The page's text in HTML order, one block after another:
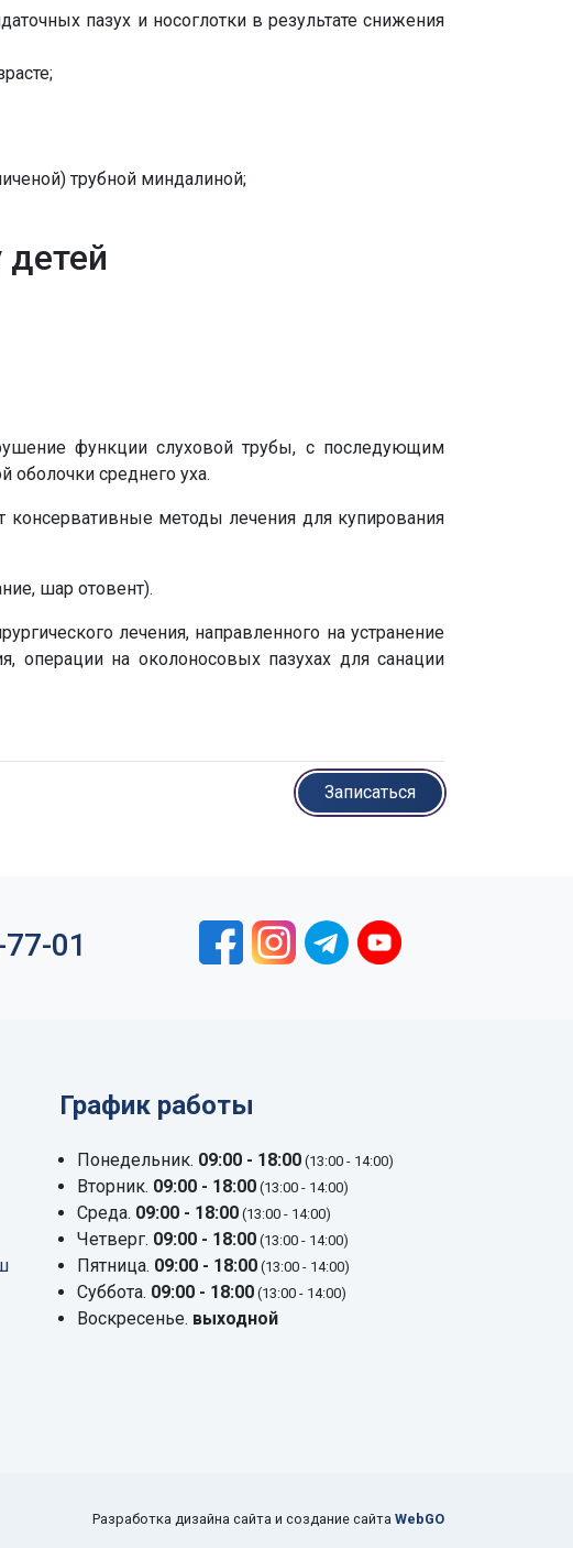
пазух и носоглотки в результате снижения
трубной миндалиной;
детей
функции слуховой трубы, с последующим
оболочки среднего уха.
консервативные методы лечения для купирования
шар отовент).
лечения, направленного на устранение
операции на околоносовых пазухах для санации
Записаться
01
График работы
Понедельник. 09:00 - 18:00 (13:00 - 14:00)
Вторник. 09:00 - 18:00 (13:00 - 14:00)
Среда. 09:00 - 18:00 (13:00 - 14:00)
Четверг. 09:00 - 18:00 (13:00 - 14:00)
Пятница. 09:00 - 18:00 (13:00 - 14:00)
Суббота. 09:00 - 18:00 (13:00 - 14:00)
Воскресенье. выходной
Разработка дизайна сайта и создание сайта WebGO